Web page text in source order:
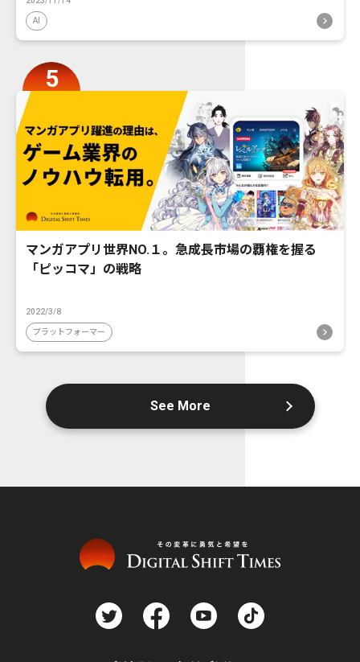
AI
マンガアプリ世界NO.１。急成長市場の覇権を握る
「ピッコマ」の戦略
2022/3/8
プラットフォーマー
See More